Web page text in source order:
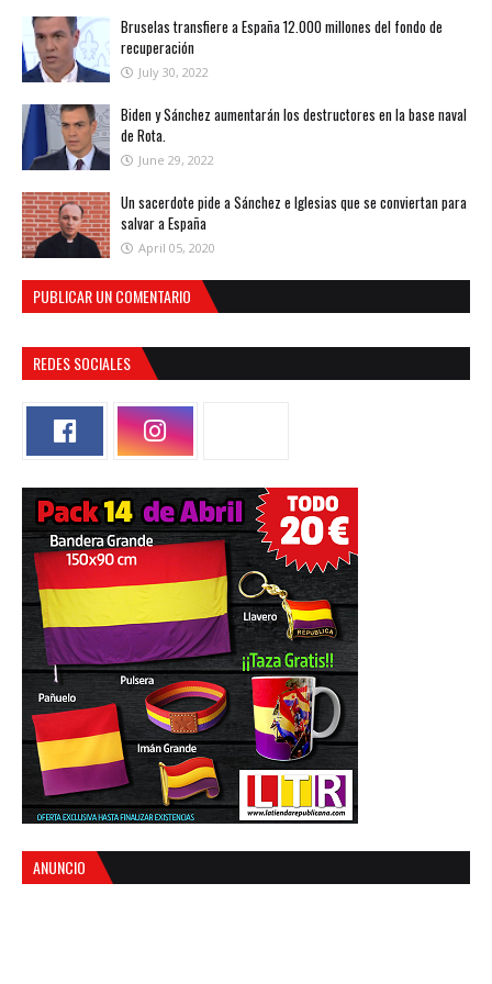
Bruselas transfiere a España 12.000 millones del fondo de
recuperación
July 30, 2022
Biden y Sánchez aumentarán los destructores en la base naval
de Rota.
June 29, 2022
Un sacerdote pide a Sánchez e Iglesias que se conviertan para
salvar a España
April 05, 2020
PUBLICAR UN COMENTARIO
REDES SOCIALES
ANUNCIO